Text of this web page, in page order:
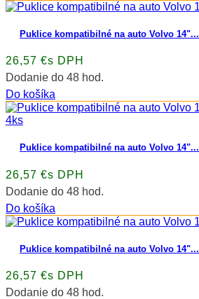
Puklice kompatibilné na auto Volvo 14"...
26,57 €s DPH
Dodanie do 48 hod.
Do košíka
Puklice kompatibilné na auto Volvo 14"...
26,57 €s DPH
Dodanie do 48 hod.
Do košíka
Puklice kompatibilné na auto Volvo 14"...
26,57 €s DPH
Dodanie do 48 hod.